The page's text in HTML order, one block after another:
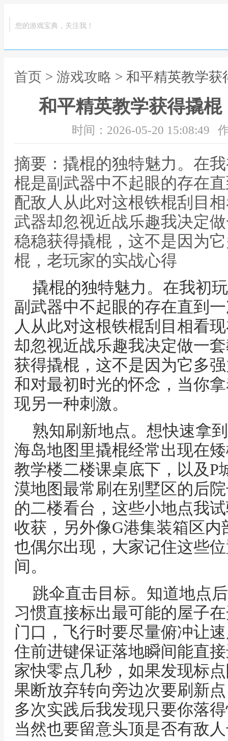
您的游戏宝典，关注我！
首页 > 游戏攻略 > 和平精英教学
和平精英教学获得撬
时间：2026-05-20 15:08:49
摘要：撬棍的独特魅力。在
棍是副武器中不起眼的存在
配敌人从此对这根铁棍刮目
武器却忽视近战乐趣我决定
稳稳获得撬棍，这不是因为
棍，老玩家的实战心得
撬棍的独特魅力。在我初
副武器中不起眼的存在直到
人从此对这根铁棍刮目相看
却忽视近战乐趣我决定做一
获得撬棍，这不是因为它多
和对最初时光的怀念，当你
现另一种刺激。
熟知刷新地点。想快速拿
海岛地图里撬棍经常出现在
教学楼二楼课桌底下，以及P
漠地图最常刷在别墅区的后
的二楼看台，这些小地点我
收获，另外像G港集装箱区
也偶尔出现，大家记住这些
间。
跳伞直击目标。知道地点
习惯直接标出最可能的屋子
门口，飞行时要尽量俯冲让
住前进键保证落地瞬间能直
家快零点几秒，如果发现标
果断放弃转向旁边次要刷新
多次实践后我发现只要你落
当然也要留意头顶是否有敌